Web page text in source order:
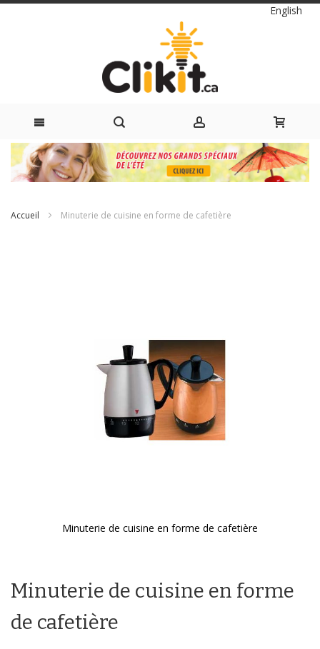
Langue
English
Skip
to
Accueil Minuterie de cuisine en forme de cafetière
Minuterie de cuisine en forme de cafetière
de
la
Galerie
d’images
Minuterie de cuisine en forme
de cafetière